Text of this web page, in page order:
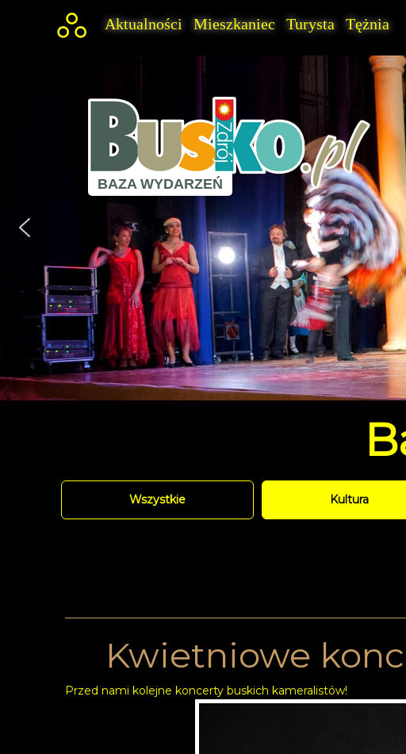
Aktualności Mieszkaniec Turysta Tężnia
BAZA WYDARZEŃ
Wszystkie Kultura
Kwietniowe
Przed nami kolejne koncerty buskich kameralistów!